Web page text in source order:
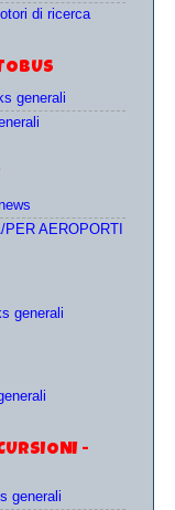
di ricerca
generali
PER AEROPORTI
generali
-
generali